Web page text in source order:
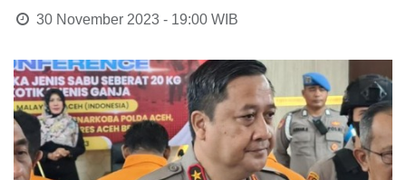
30 November 2023 - 19:00WIB